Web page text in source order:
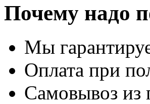
Почему надо
Мы
Оплата при
Самовывоз из